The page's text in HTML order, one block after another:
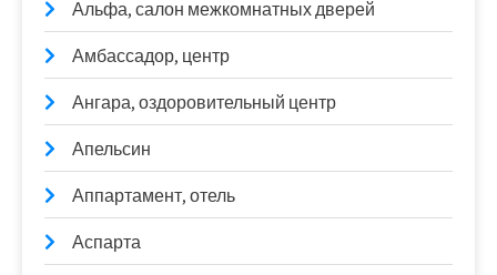
Альфа, салон межкомнатных дверей
Амбассадор, центр
Ангара, оздоровительный центр
Апельсин
Аппартамент, отель
Аспарта